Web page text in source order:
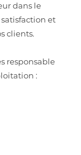
dans le
et
clients.
responsable
: